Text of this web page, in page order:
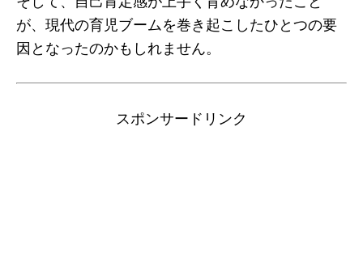
が、現代の育児ブームを巻き起こしたひとつの要
因となったのかもしれません。
スポンサードリンク